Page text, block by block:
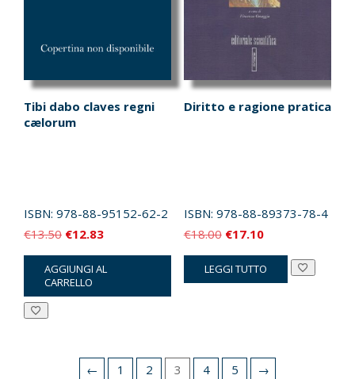
Tibi dabo claves regni
cælorum
ISBN: 978-88-95152-62-2
€13.50 Il
prezzo
originale
era:
€12.83Il
prezzo
attuale
è:
AGGIUNGI AL
CARRELLO
Diritto e ragione pratica
ISBN: 978-88-89373-78-4
€18.00 Il
prezzo
originale
€17.10Il
prezzo
attuale
LEGGI TUTTO
← 1 2 3 4 5 →